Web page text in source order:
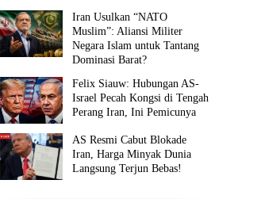
Iran Usulkan “NATO
Muslim”: Aliansi Militer
Negara Islam untuk Tantang
Dominasi Barat?
Felix Siauw: Hubungan AS-
Israel Pecah Kongsi di Tengah
Perang Iran, Ini Pemicunya
AS Resmi Cabut Blokade
Iran, Harga Minyak Dunia
Langsung Terjun Bebas!